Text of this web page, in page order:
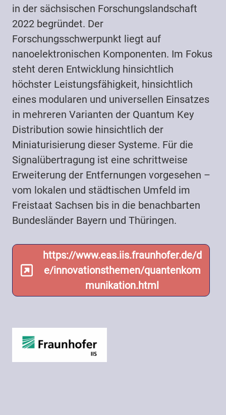
in der sächsischen Forschungslandschaft
2022 begründet. Der
Forschungsschwerpunkt liegt auf
nanoelektronischen Komponenten. Im Fokus
steht deren Entwicklung hinsichtlich
höchster Leistungsfähigkeit, hinsichtlich
eines modularen und universellen Einsatzes
in mehreren Varianten der Quantum Key
Distribution sowie hinsichtlich der
Miniaturisierung dieser Systeme. Für die
Signalübertragung ist eine schrittweise
Erweiterung der Entfernungen vorgesehen –
vom lokalen und städtischen Umfeld im
Freistaat Sachsen bis in die benachbarten
Bundesländer Bayern und Thüringen.
https://www.eas.iis.fraunhofer.de/d
e/innovationsthemen/quantenkom
munikation.html